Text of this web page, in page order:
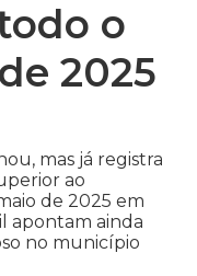
o
2025
mas já registra
ao
de 2025 em
apontam ainda
no município